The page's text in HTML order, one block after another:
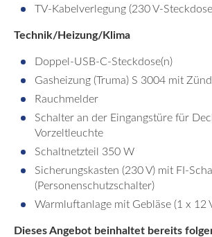
TV-Kabelverlegung (230 V-
Technik/Heizung/Klima
Doppel-USB-C-Steckdose(n)
Gasheizung (Truma) S 3004 mit
Rauchmelder
Schalter an der Eingangstüre für
Vorzeltleuchte
Schaltnetzteil 350 W
Sicherungskasten (230 V) mit FI-
(Personenschutzschalter)
Warmluftanlage mit Gebläse (1 x 12
Dieses Angebot beinhaltet bereits